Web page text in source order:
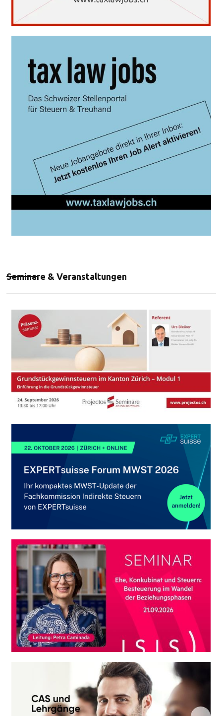
Seminare & Veranstaltungen